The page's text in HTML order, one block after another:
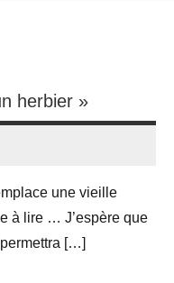
herbier »
une vieille
à lire … J’espère que
[…]